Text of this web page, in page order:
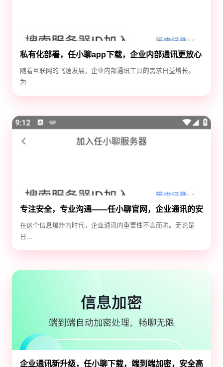
私有化部署，任小聊app下载，企业内部通讯更放心
随着互联网的飞速发展，企业内部通讯工具的需求日益增长。
为...
专注安全，专业沟通——任小聊官网，企业通讯的安
全守护神
在这个信息爆炸的时代，企业通讯的重要性不言而喻。无论是
日...
企业通讯新升级，任小聊下载，端到端加密，安全高